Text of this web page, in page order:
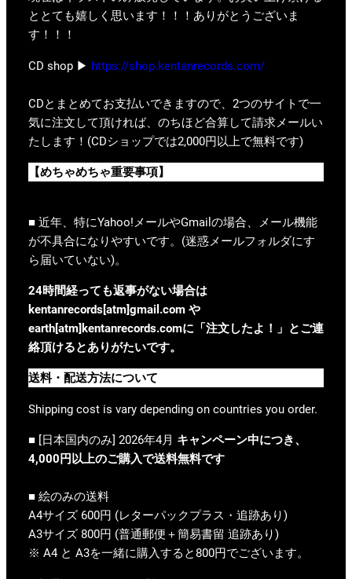
ととても嬉しく思います！！！ありがとうございま
す！！！
CD shop ▶ https://shop.kentanrecords.com/
CDとまとめてお支払いできますので、2つのサイトで一
気に注文して頂ければ、のちほど合算して請求メールい
たします！(CDショップでは2,000円以上で無料です)
【めちゃめちゃ重要事項】
■ 近年、特にYahoo!メールやGmailの場合、メール機能
が不具合になりやすいです。(迷惑メールフォルダにす
ら届いていない)。
24時間経っても返事がない場合は
kentanrecords[atm]gmail.com や
earth[atm]kentanrecords.comに「注文したよ！」とご連
絡頂けるとありがたいです。
送料・配送方法について
Shipping cost is vary depending on countries you order.
■ [日本国内のみ] 2026年4月 キャンペーン中につき、
4,000円以上のご購入で送料無料です
■ 絵のみの送料
A4サイズ 600円 (レターパックプラス・追跡あり)
A3サイズ 800円 (普通郵便＋簡易書留 追跡あり)
※ A4 と A3を一緒に購入すると800円でございます。